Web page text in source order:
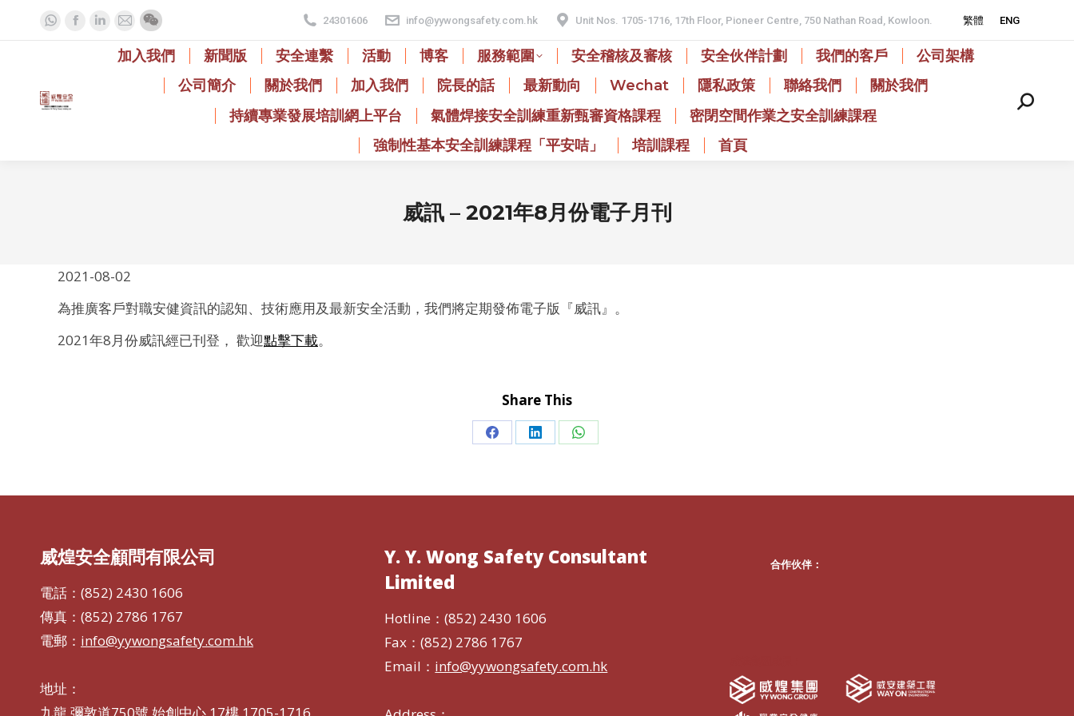
Whatsapp
in
new
Facebook
Linkedin
page
Mail
page
24301606 info@yywongsafety.com.hk Unit Nos. 1705-1716, 17th Floor, Pioneer Centre, 750 Nathan Road, Kowloon. 繁體 ENG
加入我們 新聞版 安全連繫 活動 博客 服務範圍 安全稽核及審核 安全伙伴計劃 我們的客戶
公司架構
公司簡介
關於我們 加入我們 院長的話 最新動向 Wechat 隱私政策 聯絡我們
關於我們
持續專業發展培訓網上平台
氣體焊接安全訓練重新甄審資格課程
密閉空間作業之安全訓練課程
強制性基本安全訓練課程「平安咭」
培訓課程 首頁
Search:
威訊 – 2021年8月份電子月刊
2021-08-02
為推廣客戶對職安健資訊的認知、技術應用及最新安全活動，我們將定期發佈電子版『威訊』。
2021年8月份威訊經已刊登， 歡迎點擊下載。
Share This
Share
Facebook
Share
LinkedIn
Share
WhatsApp
威煌安全顧問有限公司
電話：(852) 2430 1606
傳真：(852) 2786 1767
電郵： info@yywongsafety.com.hk
地址：
Y. Y. Wong Safety Consultant
Limited
Hotline：(852) 2430 1606
Fax：(852) 2786 1767
Email： info@yywongsafety.com.hk
合作伙伴：